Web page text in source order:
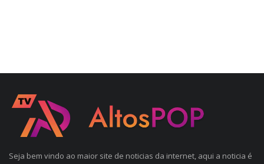
Seja bem vindo ao maior site de noticias da internet, aqui a noticia é